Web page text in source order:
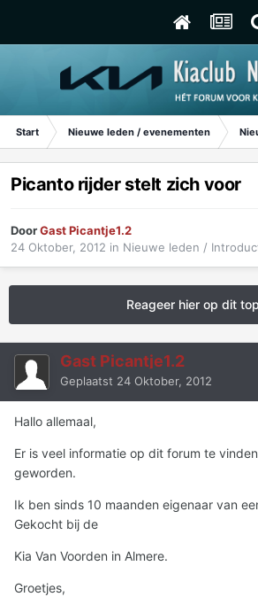
Start Nieuwe leden / evenementen
Picanto rijder stelt zich voor
DoorGast Picantje1.2
24 Oktober, 2012 in Nieuwe leden /
Reageer hier op dit
Gast Picantje1.2
Geplaatst 24 Oktober, 2012
Hallo allemaal,
Er is veel informatie op dit forum te
geworden.
Ik ben sinds 10 maanden eigenaar van
Gekocht bij de
Kia Van Voorden in Almere.
Groetjes,